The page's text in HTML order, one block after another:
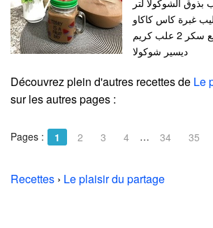
حليب غبرة كاس كاكاو
بني مر كاس الا ربع سكر 2 علب كريم
ديسير شوكولا
Découvrez plein d'autres recettes de Le
sur les autres pages :
Pages : 1 2 3 4 … 34 35
Recettes › Le plaisir du partage